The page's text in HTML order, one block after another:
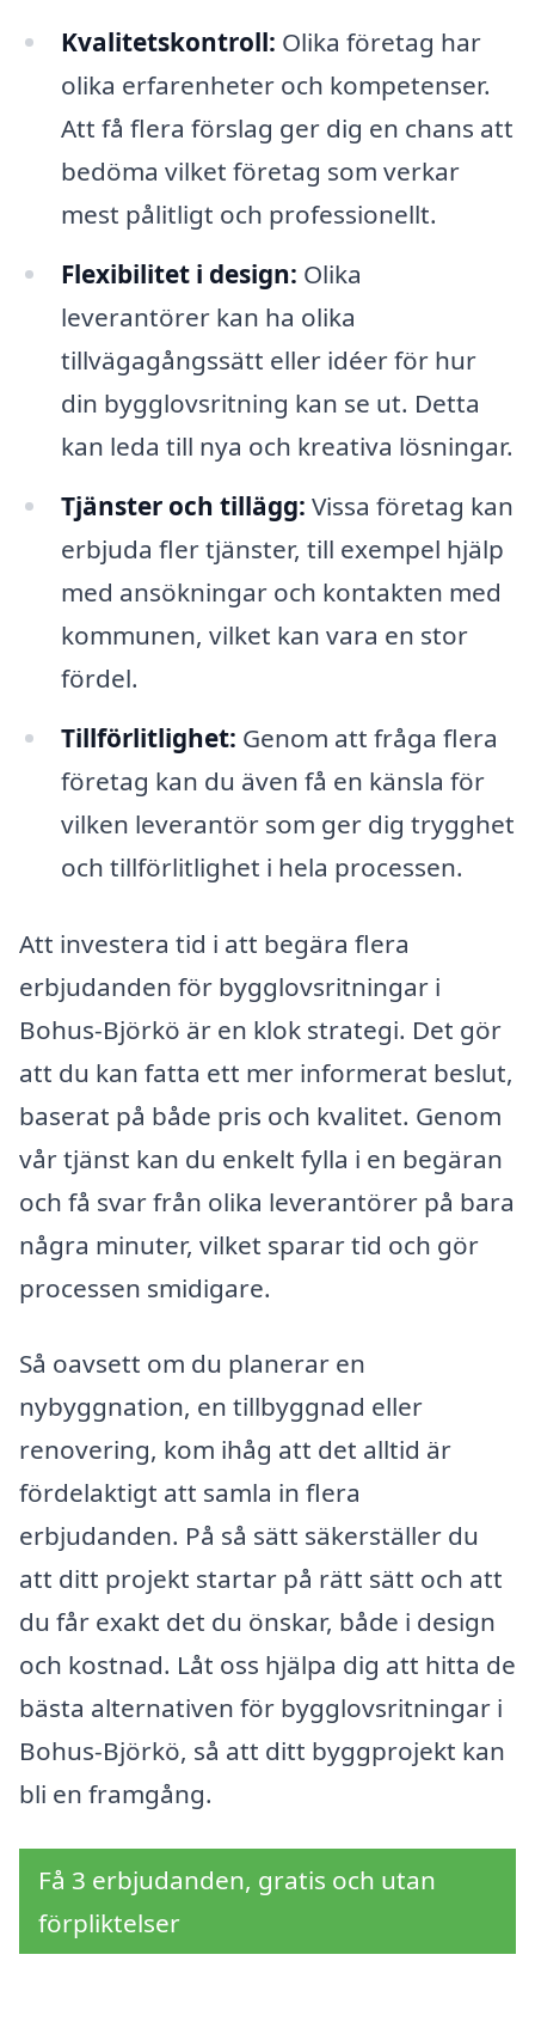
Kvalitetskontroll: Olika företag har
olika erfarenheter och kompetenser.
Att få flera förslag ger dig en chans att
bedöma vilket företag som verkar
mest pålitligt och professionellt.
Flexibilitet i design: Olika
leverantörer kan ha olika
tillvägagångssätt eller idéer för hur
din bygglovsritning kan se ut. Detta
kan leda till nya och kreativa lösningar.
Tjänster och tillägg: Vissa företag kan
erbjuda fler tjänster, till exempel hjälp
med ansökningar och kontakten med
kommunen, vilket kan vara en stor
fördel.
Tillförlitlighet: Genom att fråga flera
företag kan du även få en känsla för
vilken leverantör som ger dig trygghet
och tillförlitlighet i hela processen.
Att investera tid i att begära flera
erbjudanden för bygglovsritningar i
Bohus-Björkö är en klok strategi. Det gör
att du kan fatta ett mer informerat beslut,
baserat på både pris och kvalitet. Genom
vår tjänst kan du enkelt fylla i en begäran
och få svar från olika leverantörer på bara
några minuter, vilket sparar tid och gör
processen smidigare.
Så oavsett om du planerar en
nybyggnation, en tillbyggnad eller
renovering, kom ihåg att det alltid är
fördelaktigt att samla in flera
erbjudanden. På så sätt säkerställer du
att ditt projekt startar på rätt sätt och att
du får exakt det du önskar, både i design
och kostnad. Låt oss hjälpa dig att hitta de
bästa alternativen för bygglovsritningar i
Bohus-Björkö, så att ditt byggprojekt kan
bli en framgång.
Få 3 erbjudanden, gratis och utan
förpliktelser